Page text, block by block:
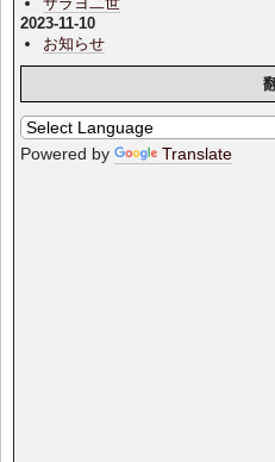
2023-11-10
お知らせ
Powered by Translate